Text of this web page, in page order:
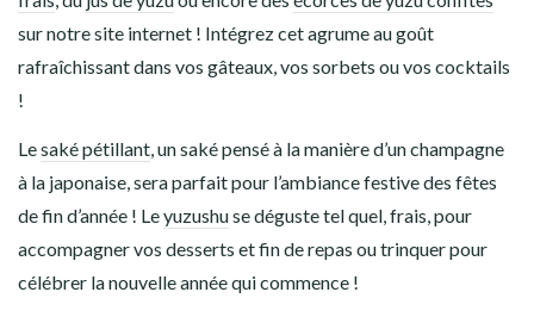
sur notre site internet ! Intégrez cet agrume au goût
rafraîchissant dans vos gâteaux, vos sorbets ou vos cocktails
!
Lesaké pétillant, un saké pensé à la manière d’un champagne
à la japonaise, sera parfait pour l’ambiance festive des fêtes
de fin d’année ! Leyuzushuse déguste tel quel, frais, pour
accompagner vos desserts et fin de repas ou trinquer pour
célébrer la nouvelle année qui commence !